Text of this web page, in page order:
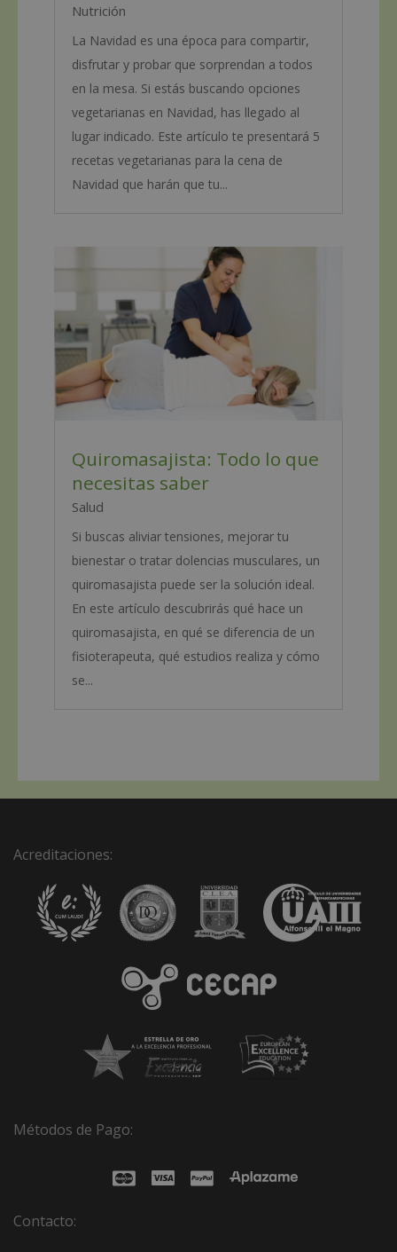
Nutrición
La Navidad es una época para compartir,
disfrutar y probar que sorprendan a todos
en la mesa. Si estás buscando opciones
vegetarianas en Navidad, has llegado al
lugar indicado. Este artículo te presentará 5
recetas vegetarianas para la cena de
Navidad que harán que tu...
Quiromasajista: Todo lo que
necesitas saber
Salud
Si buscas aliviar tensiones, mejorar tu
bienestar o tratar dolencias musculares, un
quiromasajista puede ser la solución ideal.
En este artículo descubrirás qué hace un
quiromasajista, en qué se diferencia de un
fisioterapeuta, qué estudios realiza y cómo
se...
Acreditaciones:
Métodos de Pago:
Contacto: